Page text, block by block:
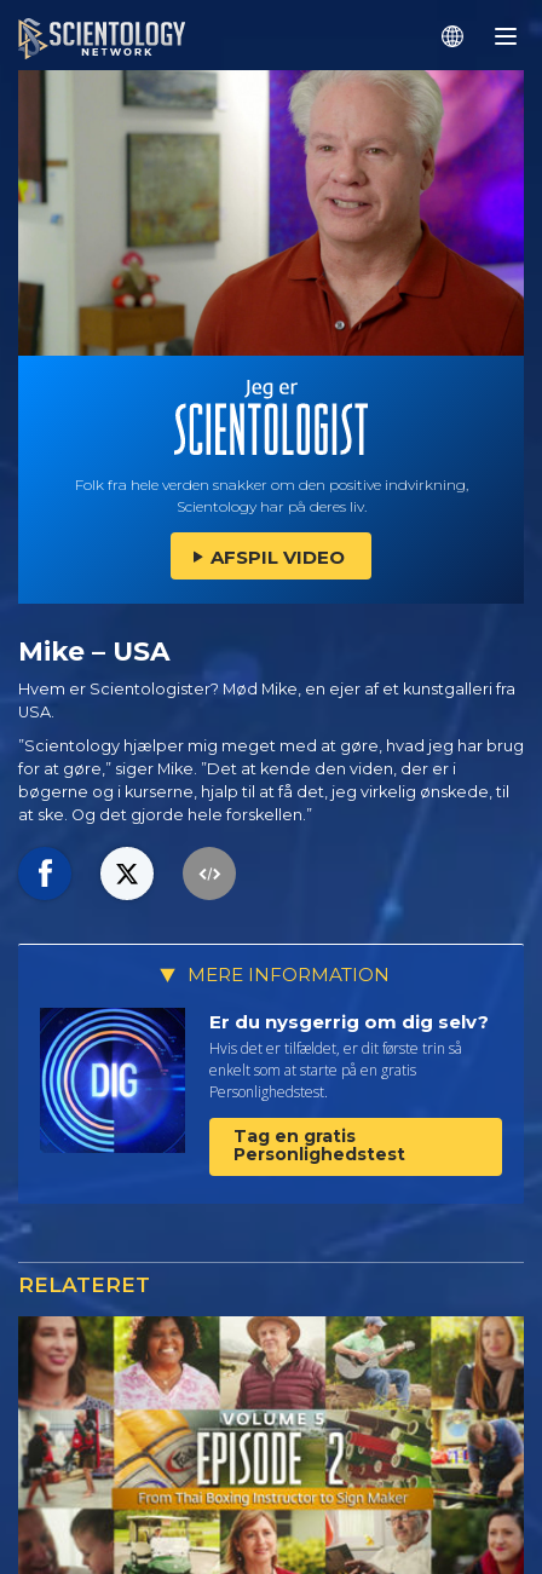
Folk fra hele verden snakker om den positive indvirkning,
Scientology har på deres liv.
AFSPIL VIDEO
Mike – USA
Hvem er Scientologister? Mød Mike, en ejer af et kunstgalleri fra
USA.
”Scientology hjælper mig meget med at gøre, hvad jeg har brug
for at gøre,” siger Mike. ”Det at kende den viden, der er i
bøgerne og i kurserne, hjalp til at få det, jeg virkelig ønskede, til
at ske. Og det gjorde hele forskellen.”
MERE INFORMATION
Er du nysgerrig om dig selv?
Hvis det er tilfældet, er dit første trin så
enkelt som at starte på en gratis
Personlighedstest.
Tag en gratis
Personlighedstest
RELATERET